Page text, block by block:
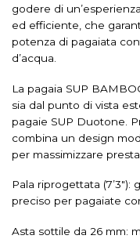
godere di
ed efficiente, che
potenza di pagaiata
d’acqua.
La pagaia SUP
sia dal punto di vista
pagaie SUP Duotone.
combina un design
per massimizzare
Pala riprogettata
preciso per pagaiate
Asta sottile da 26 mm: